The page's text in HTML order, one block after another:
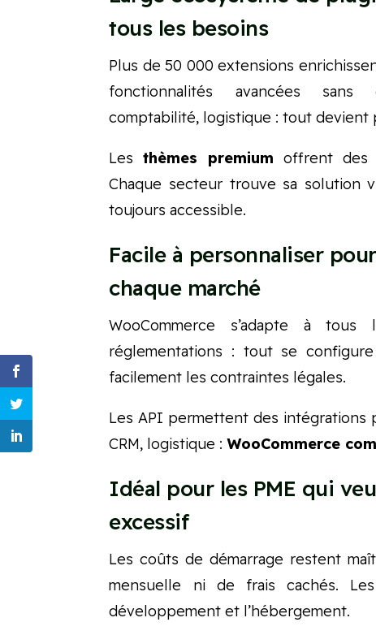
tous les besoins
Plus de 50 000 extensions
fonctionnalités avancées sans
comptabilité, logistique : tout devient
Lesthèmes premium offrent des
Chaque secteur trouve sa solution
toujours accessible.
Facile à personnaliser
chaque marché
WooCommerce s’adapte à tous
réglementations : tout se
facilement les contraintes légales.
Les API permettent des intégrations
CRM, logistique :WooCommerce
Idéal pour les PME qui
excessif
Les coûts de démarrage restent
mensuelle ni de frais cachés.
développement et l’hébergement.